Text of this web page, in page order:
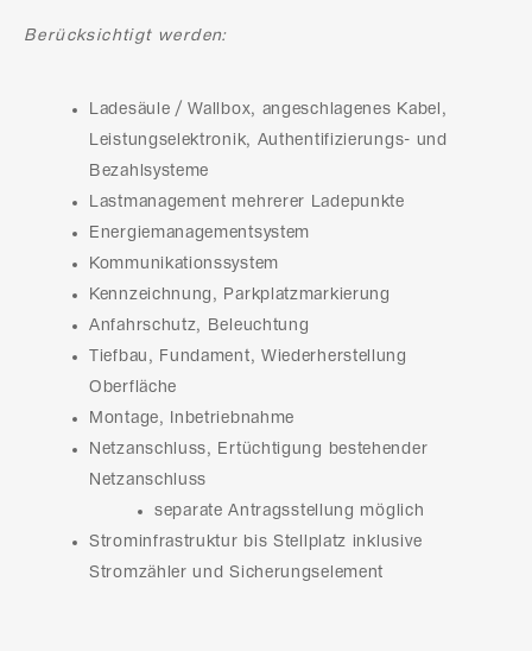
Berücksichtigt werden:
Ladesäule / Wallbox, angeschlagenes Kabel,
Leistungselektronik, Authentifizierungs- und
Bezahlsysteme
Lastmanagement mehrerer Ladepunkte
Energiemanagementsystem
Kommunikationssystem
Kennzeichnung, Parkplatzmarkierung
Anfahrschutz, Beleuchtung
Tiefbau, Fundament, Wiederherstellung
Oberfläche
Montage, Inbetriebnahme
Netzanschluss, Ertüchtigung bestehender
Netzanschluss
separate Antragsstellung möglich
Strominfrastruktur bis Stellplatz inklusive
Stromzähler und Sicherungselement